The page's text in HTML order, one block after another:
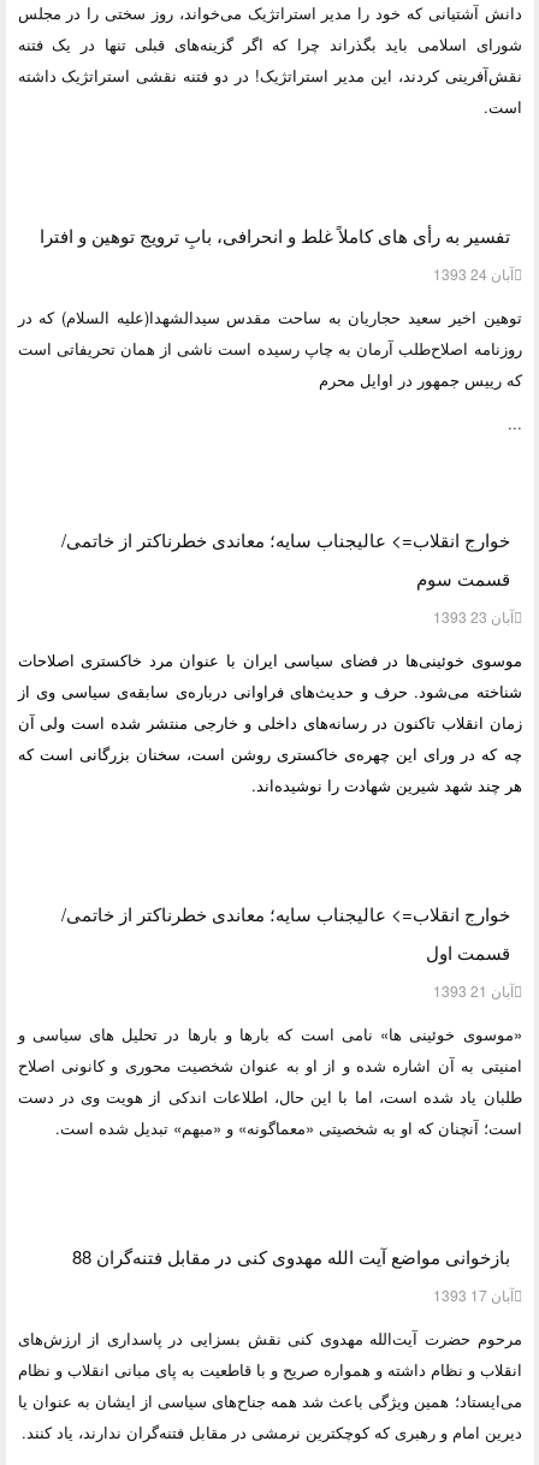
دانش آشتیانی که خود را مدیر استراتژیک می‌خواند، روز سختی را در مجلس
شورای اسلامی باید بگذراند چرا که اگر گزینه‌های قبلی تنها در یک فتنه
نقش‌آفرینی کردند، این مدیر استراتژیک! در دو فتنه نقشی استراتژیک داشته
است.
تفسیر به رأی های کاملاً غلط و انحرافی، بابِ ترویج توهین و افترا
آبان 24 1393
توهین اخیر سعید حجاریان به ساحت مقدس سیدالشهدا(علیه السلام) که در
روزنامه اصلاح‌طلب آرمان به چاپ رسیده است ناشی از همان تحریفاتی است
که رییس جمهور در اوایل محرم
...
خوارج انقلاب=> عالیجناب سایه؛ معاندی خطرناکتر از خاتمی/
قسمت سوم
آبان 23 1393
موسوی خوئینی‌ها در فضای سیاسی ایران با عنوان مرد خاکستری اصلاحات
شناخته می‌شود. حرف و حدیث‌های فراوانی درباره‌ی سابقه‌ی سیاسی وی از
زمان انقلاب تاکنون در رسانه‌های داخلی و خارجی منتشر شده است ولی آن
چه که در ورای این چهره‌ی خاکستری روشن است، سخنان بزرگانی است که
هر چند شهد شیرین شهادت را نوشیده‌اند.
خوارج انقلاب=> عالیجناب سایه؛ معاندی خطرناکتر از خاتمی/
قسمت اول
آبان 21 1393
«موسوی خوئینی ها» نامی است که بارها و بارها در تحلیل های سیاسی و
امنیتی به آن اشاره شده و از او به عنوان شخصیت محوری و کانونی اصلاح
طلبان یاد شده است، اما با این حال، اطلاعات اندکی از هویت وی در دست
است؛ آنچنان که او به شخصیتی «معماگونه» و «مبهم» تبدیل شده است.
بازخوانی مواضع آیت الله مهدوی کنی در مقابل فتنه‌گران 88
آبان 17 1393
مرحوم حضرت آیت‌‌الله مهدوی کنی نقش بسزایی در پاسداری از ارزش‌های
انقلاب و نظام داشته و همواره صریح و با قاطعیت به پای مبانی انقلاب و نظام
می‌ایستاد؛ همین ویژگی باعث شد همه جناح‌های سیاسی از ایشان به عنوان یا
دیرین امام و رهبری که کوچکترین نرمشی در مقابل فتنه‌گران ندارند، یاد کنند.